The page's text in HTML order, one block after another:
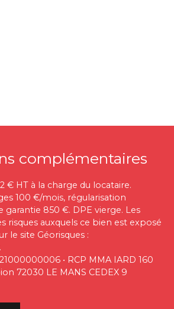
complémentaires
€ HT à la charge du locataire.
100 €/mois, régularisation
garantie 850 €. DPE vierge. Les
risques auxquels ce bien est exposé
le site Géorisques :
• RCP MMA IARD 160
72030 LE MANS CEDEX 9